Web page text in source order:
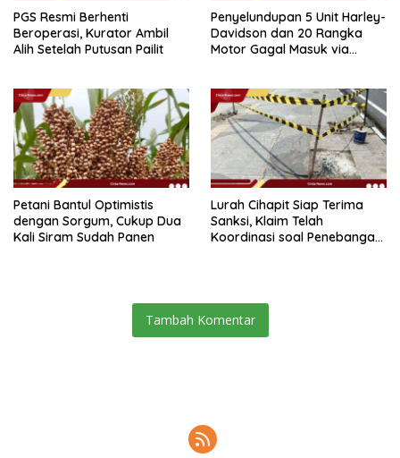
PGS Resmi Berhenti
Beroperasi, Kurator Ambil
Alih Setelah Putusan Pailit
Penyelundupan 5 Unit Harley-
Davidson dan 20 Rangka
Motor Gagal Masuk via
Petani Bantul Optimistis
dengan Sorgum, Cukup Dua
Kali Siram Sudah Panen
Lurah Cihapit Siap Terima
Sanksi, Klaim Telah
Koordinasi soal Penebangan
Tambah Komentar